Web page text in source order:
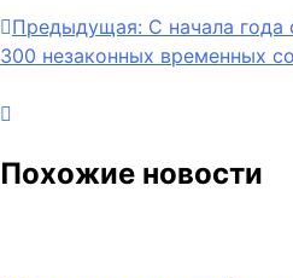
Навигация
по
записям
Предыдущая: С начала года
300 незаконных временных
Похожие новости